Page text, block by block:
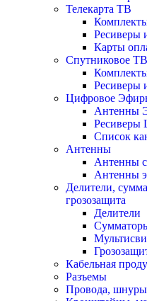
Телекарта ТВ
Ресиверы
Карты
Спутниковое
Цифровое
Антенны
Ресиверы
Список
Антенны
Антенны
Антенны
Делители,
грозозащита
Делители
Кабельная
Разъемы
Провода,